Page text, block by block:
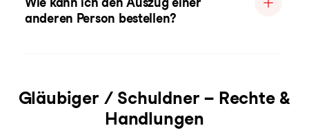
anderen Person bestellen?
Gläubiger / Schuldner – Rechte &
Handlungen